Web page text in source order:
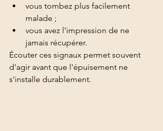
vous tombez plus facilement
malade ;
vous avez l'impression de ne
jamais récupérer.
Écouter ces signaux permet souvent
d'agir avant que l'épuisement ne
s'installe durablement.